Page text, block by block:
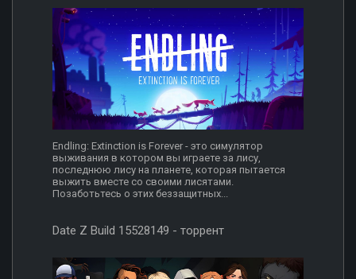
Endling: Extinction is Forever - это симулятор
выживания в котором вы играете за лису,
последнюю лису на планете, которая пытается
выжить вместе со своими лисятами.
Позаботьтесь о этих беззащитных...
Date Z Build 15528149 - торрент